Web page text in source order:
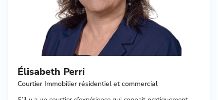
Élisabeth Perri
Courtier Immobilier résidentiel et commercial